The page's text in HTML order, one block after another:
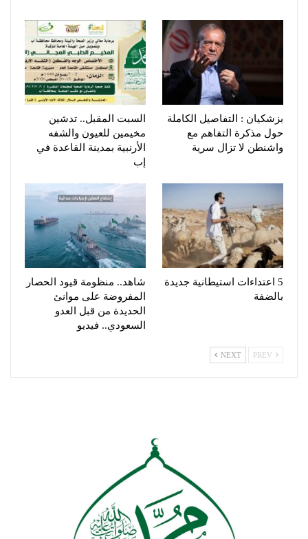
بزشكيان : التفاصيل الكاملة
حول مذكرة التفاهم مع
واشنطن لا تزال سرية
السبت المقبل.. تدشين
مخيمين للعيون والشفه
الأرنبية بمدينة القاعدة في
إب
5 اعتداءات استيطانية جديدة
بالضفة
شاهد.. منظومة قيود الحصار
المفروضة على موانئ
الحديدة من قبل العدو
السعودي.. فيديو
NEXT